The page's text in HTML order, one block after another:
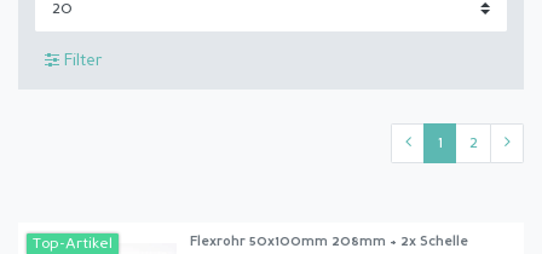
Filter
1 2
Top-Artikel Flexrohr 50x100mm 208mm + 2x Schelle